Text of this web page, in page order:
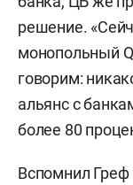
решение.
монопольный
говорим:
альянс с
более 80
Вспомнил